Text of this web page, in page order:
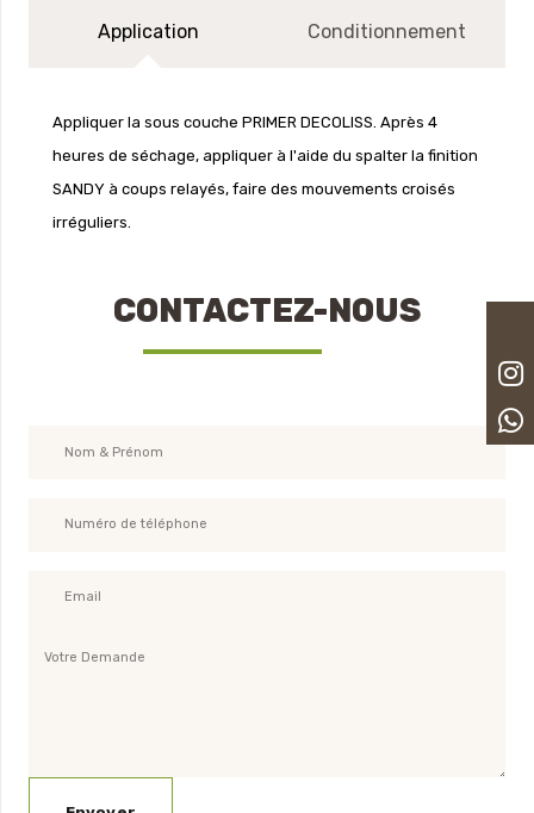
Application Conditionnement
Appliquer la sous couche PRIMER DECOLISS. Après 4
heures de séchage, appliquer à l'aide du spalter la finition
SANDY à coups relayés, faire des mouvements croisés
irréguliers.
CONTACTEZ-NOUS